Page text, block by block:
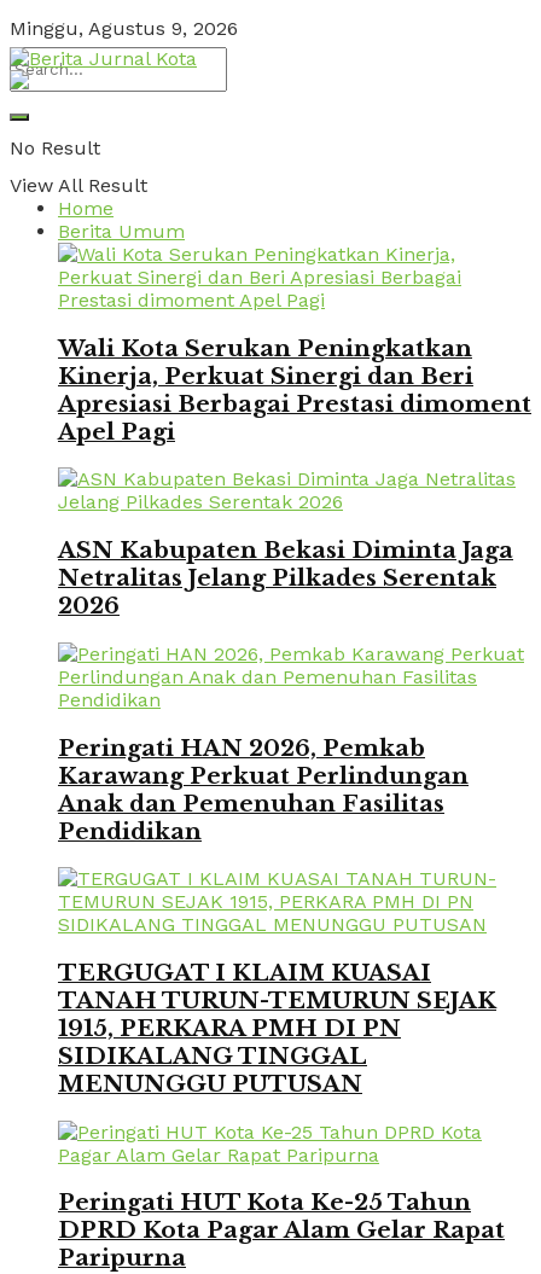
Minggu, Agustus 9, 2026
No Result
View All Result
Home
Berita Umum
Wali Kota Serukan Peningkatkan
Kinerja, Perkuat Sinergi dan Beri
Apresiasi Berbagai Prestasi dimoment
Apel Pagi
ASN Kabupaten Bekasi Diminta Jaga
Netralitas Jelang Pilkades Serentak
2026
Peringati HAN 2026, Pemkab
Karawang Perkuat Perlindungan
Anak dan Pemenuhan Fasilitas
Pendidikan
TERGUGAT I KLAIM KUASAI
TANAH TURUN-TEMURUN SEJAK
1915, PERKARA PMH DI PN
SIDIKALANG TINGGAL
MENUNGGU PUTUSAN
Peringati HUT Kota Ke-25 Tahun
DPRD Kota Pagar Alam Gelar Rapat
Paripurna